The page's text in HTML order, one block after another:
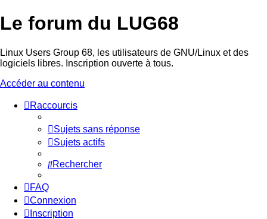
Le forum du LUG68
Linux Users Group 68, les utilisateurs de GNU/Linux et des
logiciels libres. Inscription ouverte à tous.
Accéder au contenu
Raccourcis
Sujets sans réponse
Sujets actifs
Rechercher
FAQ
Connexion
Inscription